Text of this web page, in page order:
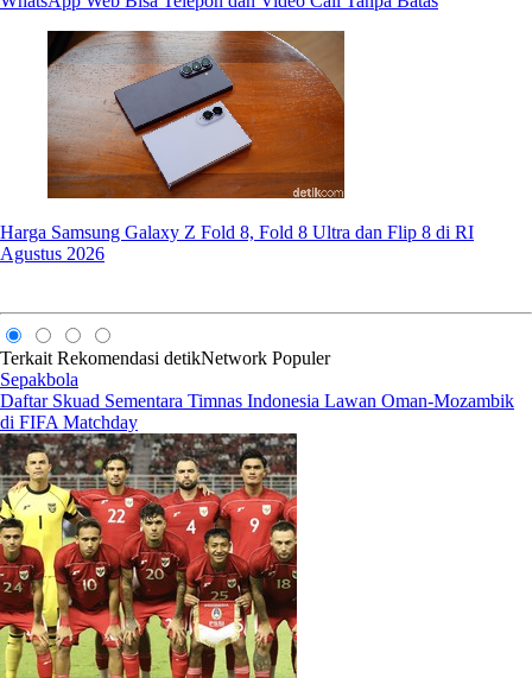
Harga Samsung Galaxy Z Fold 8, Fold 8 Ultra dan Flip 8 di RI
Agustus 2026
Terkait Rekomendasi detikNetwork Populer
Sepakbola
Daftar Skuad Sementara Timnas Indonesia Lawan Oman-Mozambik
di FIFA Matchday